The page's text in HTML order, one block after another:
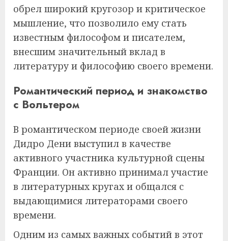
обрел широкий кругозор и критическое
мышление, что позволило ему стать
известным философом и писателем,
внесшим значительный вклад в
литературу и философию своего времени.
Романтический период и знакомство
с Вольтером
В романтическом периоде своей жизни
Дидро Дени выступил в качестве
активного участника культурной сцены
Франции. Он активно принимал участие
в литературных кругах и общался с
выдающимися литераторами своего
времени.
Одним из самых важных событий в этот